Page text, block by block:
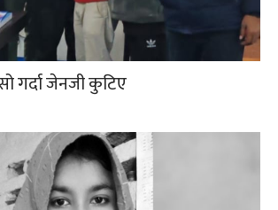
गर्दा जेनजी कुटिए